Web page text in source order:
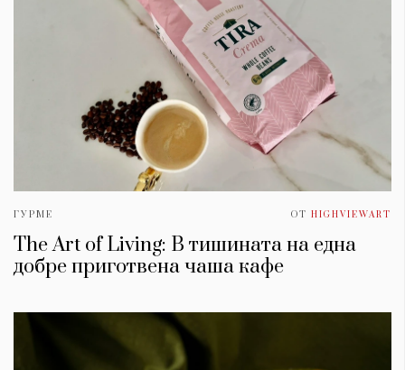
ГУРМЕ ОТ HIGHVIEWART
The Art of Living: В тишината на една
добре приготвена чаша кафе